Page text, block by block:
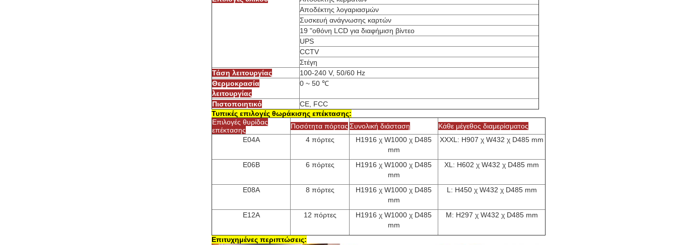
Αποδέκτης λογαριασμών
Συσκευή ανάγνωσης καρτών
19 "οθόνη LCD για διαφήμιση βίντεο
UPS
CCTV
Στέγη
Τάση λειτουργίας
100-240 V, 50/60 Hz
Θερμοκρασία
λειτουργίας
0 ~ 50 ℃
Πιστοποιητικό
CE, FCC
Τυπικές επιλογές θωράκισης επέκτασης:
Επιλογές θυρίδας
επέκτασης
Ποσότητα πόρτας Συνολική διάσταση
Κάθε μέγεθος διαμερίσματος
E04A
4 πόρτες
H1916 χ W1000 χ D485
mm
XXXL: Η907 χ W432 χ D485 mm
E06B 6 πόρτες
H1916 χ W1000 χ D485
mm
XL: H602 χ W432 χ D485 mm
Ε08Α 8 πόρτες
H1916 χ W1000 χ D485
mm
L: Η450 χ W432 χ D485 mm
E12A 12 πόρτες
H1916 χ W1000 χ D485
mm
Μ: Η297 χ W432 χ D485 mm
Επιτυχημένες περιπτώσεις: